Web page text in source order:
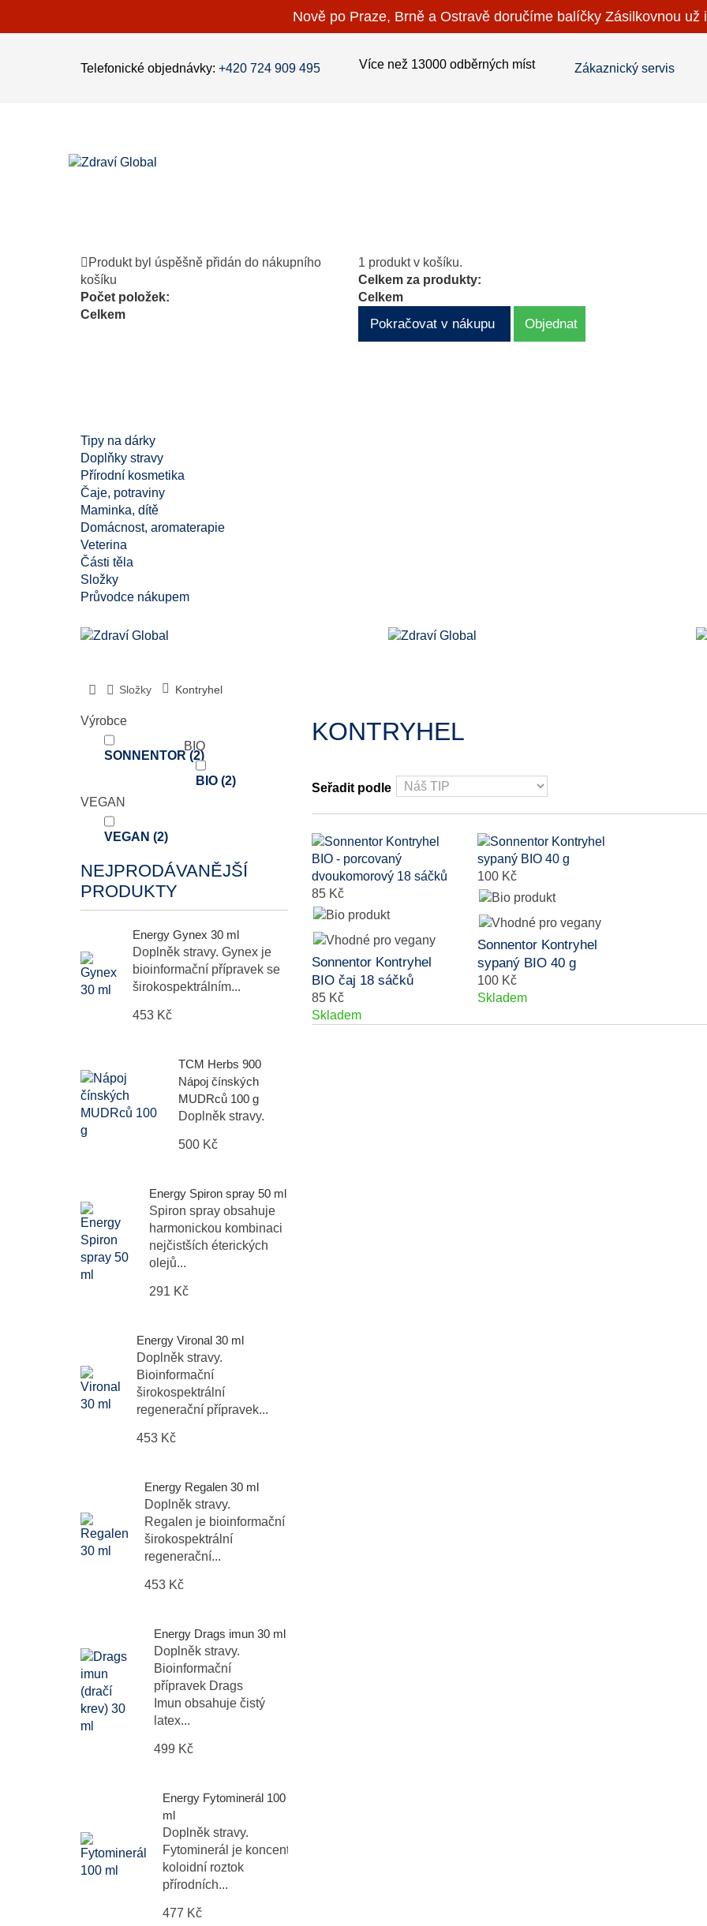
Nově po Praze, Brně a Ostravě doručíme balíčky Zásilkovnou už
Telefonické objednávky: +420 724 909 495 Více než 13000 odběrných míst Zákaznický servis
Produkt byl úspěšně přidán do nákupního
košíku
Počet položek:
Celkem
1 produkt v košíku.
Celkem za produkty:
Celkem
Pokračovat v nákupu Objednat
Tipy na dárky
Doplňky stravy
Přírodní kosmetika
Čaje, potraviny
Maminka, dítě
Domácnost, aromaterapie
Veterina
Části těla
Složky
Průvodce nákupem
Složky Kontryhel
Výrobce
SONNENTOR (2)
BIO
BIO(2)
VEGAN
VEGAN (2)
NEJPRODÁVANĚJŠÍ
PRODUKTY
Energy Gynex 30 ml
Doplněk stravy. Gynex je
bioinformační přípravek se
širokospektrálním...
453 Kč
TCM Herbs 900
Nápoj čínských
MUDRců 100 g
Doplněk stravy.
500 Kč
Energy Spiron spray 50 ml
Spiron spray obsahuje
harmonickou kombinaci
nejčistších éterických
olejů...
291 Kč
Energy Vironal 30 ml
Doplněk stravy.
Bioinformační
širokospektrální
regenerační přípravek...
453 Kč
Energy Regalen 30 ml
Doplněk stravy.
Regalen je bioinformační
širokospektrální
regenerační...
453 Kč
Energy Drags imun 30 ml
Doplněk stravy.
Bioinformační
přípravek Drags
Imun obsahuje čistý
latex...
499 Kč
Energy Fytominerál 100
ml
Doplněk stravy.
Fytominerál je koncentrovaný
koloidní roztok
přírodních...
477 Kč
KONTRYHEL
Seřadit podle
85 Kč
Sonnentor Kontryhel
BIO čaj 18 sáčků
85 Kč
Skladem
100 Kč
Sonnentor Kontryhel
sypaný BIO 40 g
100 Kč
Skladem